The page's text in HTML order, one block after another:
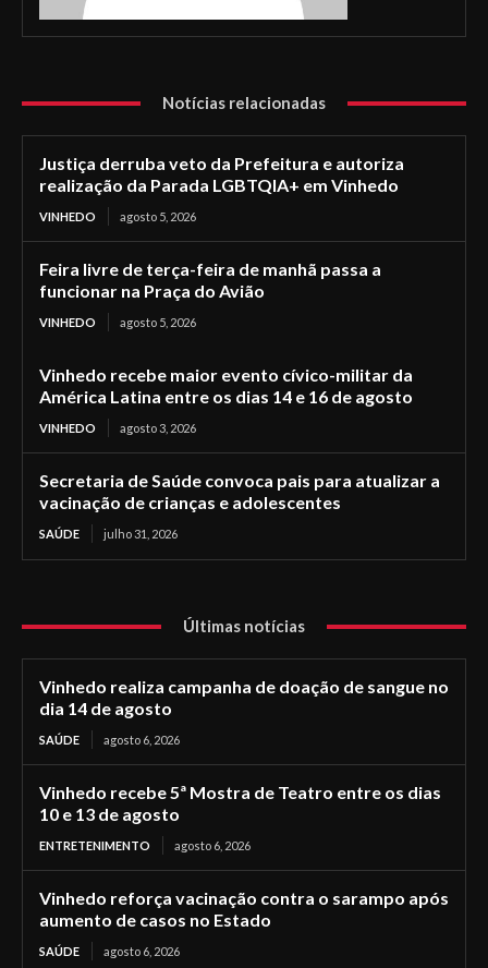
Notícias relacionadas
Justiça derruba veto da Prefeitura e autoriza
realização da Parada LGBTQIA+ em Vinhedo
VINHEDO agosto 5, 2026
Feira livre de terça-feira de manhã passa a
funcionar na Praça do Avião
VINHEDO agosto 5, 2026
Vinhedo recebe maior evento cívico-militar da
América Latina entre os dias 14 e 16 de agosto
VINHEDO agosto 3, 2026
Secretaria de Saúde convoca pais para atualizar a
vacinação de crianças e adolescentes
SAÚDE julho 31, 2026
Últimas notícias
Vinhedo realiza campanha de doação de sangue no
dia 14 de agosto
SAÚDE agosto 6, 2026
Vinhedo recebe 5ª Mostra de Teatro entre os dias
10 e 13 de agosto
ENTRETENIMENTO agosto 6, 2026
Vinhedo reforça vacinação contra o sarampo após
aumento de casos no Estado
SAÚDE agosto 6, 2026